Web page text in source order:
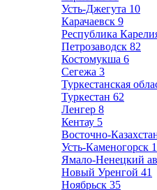
Усть-Джегута 10
Карачаевск 9
Республика
Петрозаводск 82
Костомукша 6
Сегежа 3
Туркестанская
Туркестан 62
Ленгер 8
Кентау 5
Восточно-
Усть-Каменогорск
Ямало-Ненецкий
Новый Уренгой 41
Ноябрьск 35